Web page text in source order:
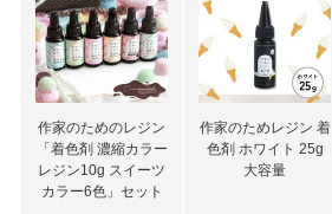
作家のためのレジン
「着色剤 濃縮カラー
レジン10g スイーツ
カラー6色」セット
作家のためレジン 着
色剤 ホワイト 25g
大容量